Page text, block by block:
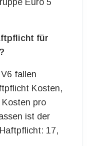
Euro 5
für
fallen
Kosten,
pro
ist der
17,